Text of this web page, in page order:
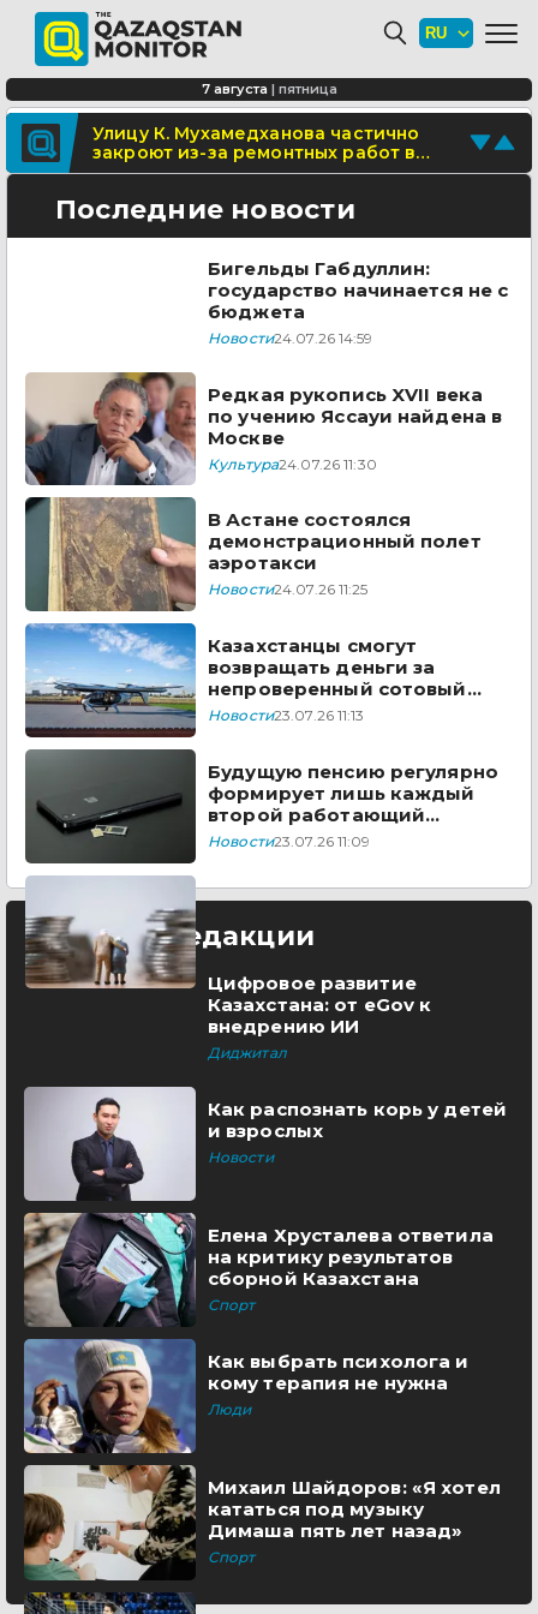
Поделитесь новостью
Отправьте свои новости и события
7 августа | пятница
Будущую пенсию регулярно
формирует лишь каждый второй
работающий казахстанец
В этом году в Восточном Казахстане
отремонтируют 630 километров
дорог
Улицу К. Мухамедханова частично
закроют из-за ремонтных работ в
Астане
Последние новости
Бигельды Габдуллин:
государство начинается не с
бюджета
Новости24.07.26 14:59
Редкая рукопись XVII века
по учению Яссауи найдена в
Москве
Культура24.07.26 11:30
В Астане состоялся
демонстрационный полет
аэротакси
Новости24.07.26 11:25
Казахстанцы смогут
возвращать деньги за
непроверенный сотовый
телефон
Новости23.07.26 11:13
Будущую пенсию регулярно
формирует лишь каждый
второй работающий
казахстанец
Новости23.07.26 11:09
Выбор редакции
Цифровое развитие
Казахстана: от eGov к
внедрению ИИ
Диджитал
Как распознать корь у детей
и взрослых
Новости
Елена Хрусталева ответила
на критику результатов
сборной Казахстана
Спорт
Как выбрать психолога и
кому терапия не нужна
Люди
Михаил Шайдоров: «Я хотел
кататься под музыку
Димаша пять лет назад»
Спорт